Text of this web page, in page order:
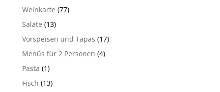
Weinkarte (77)
Salate (13)
Vorspeisen und Tapas (17)
Menüs für 2 Personen (4)
Pasta (1)
Fisch (13)